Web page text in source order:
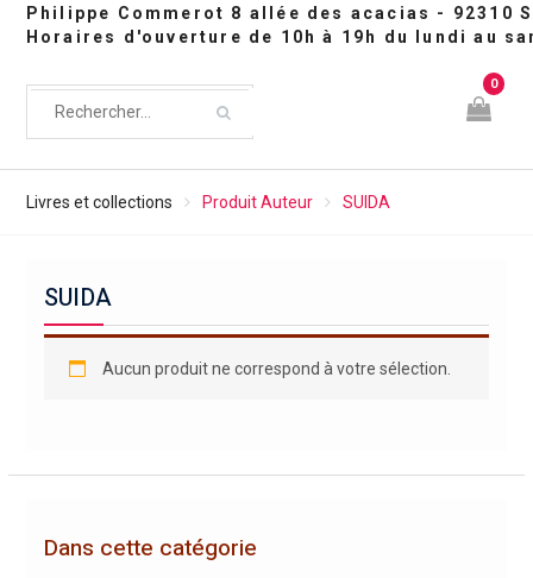
0
Livres et collections Produit Auteur SUIDA
SUIDA
Aucun produit ne correspond à votre sélection.
Dans cette catégorie